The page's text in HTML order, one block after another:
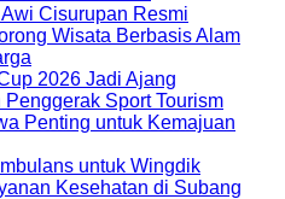
Cisurupan Resmi
Wisata Berbasis Alam
2026 Jadi Ajang
Sport Tourism
Penting untuk Kemajuan
untuk Wingdik
Kesehatan di Subang